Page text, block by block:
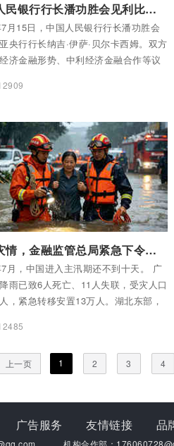
中国人民银行行长潘功胜会见利比亚央行行长纳吉·伊萨·贝尔卡西姆
月15日，中国人民银行行长潘功胜会
央行行长纳吉·伊萨·贝尔卡西姆。双方
济金融形势、中利经济金融合作等议
面对灾情，金融监管总局紧急下令：银行不得抽贷断贷！保险公司能赔快赔、应赔尽赔！
月，中国进入主汛期还不到十天。 广
雨已致6人死亡、11人失联，受灾人口
，紧急转移安置13万人。湖北东部，
失联。甘肃陇南宕昌县，山体滑坡造成
上一页 1 2 3 4
广告服务 友情链接 品
机构合作部：